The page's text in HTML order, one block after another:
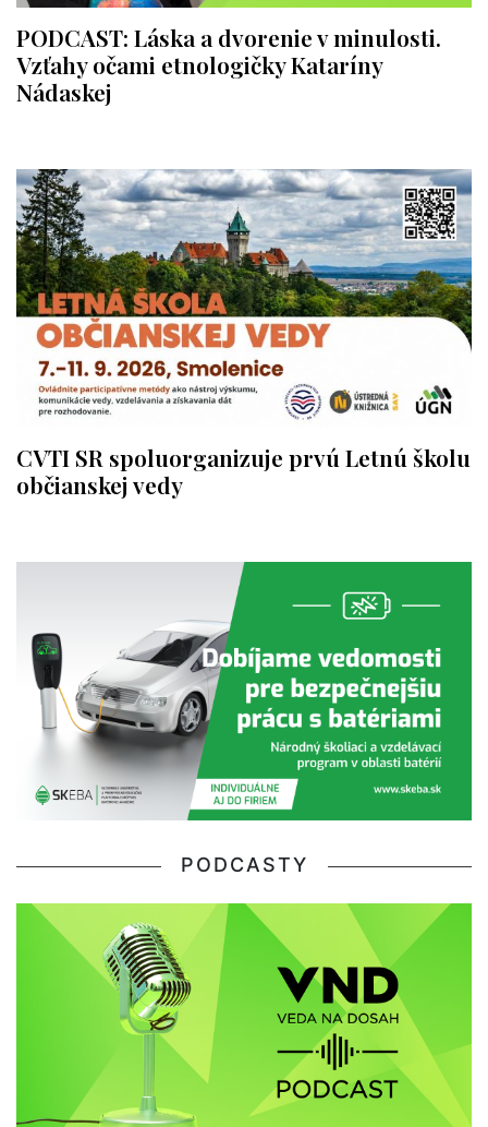
PODCAST: Láska a dvorenie v minulosti.
Vzťahy očami etnologičky Kataríny
Nádaskej
CVTI SR spoluorganizuje prvú Letnú školu
občianskej vedy
PODCASTY